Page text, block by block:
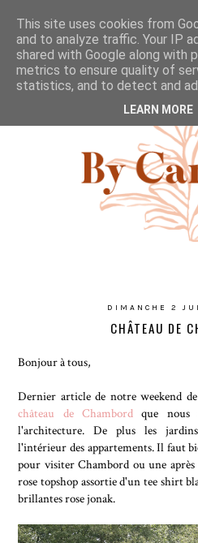
DIMANCHE 2
CHÂTEAU DE
Bonjour à tous,
Dernier article de notre weekend
château de Chambord que nous
l'architecture. De plus les
l'intérieur des appartements. Il faut
pour visiter Chambord ou une
rose topshop assortie d'un tee shirt
brillantes rose jonak.
This site uses cookies from
and to analyze traffic. Your IP
shared with Google along with
metrics to ensure quality of
statistics, and to detect and
LEARN MORE